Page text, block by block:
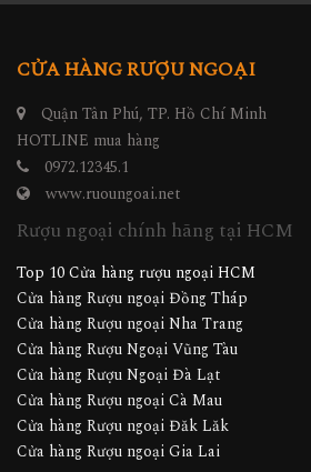
CỬA HÀNG RƯỢU NGOẠI
Quận Tân Phú, TP. Hồ Chí Minh
HOTLINE mua hàng
0972.12345.1
www.ruoungoai.net
Rượu ngoại chính hãng tại HCM
Top 10 Cửa hàng rượu ngoại HCM
Cửa hàng Rượu ngoại Đồng Tháp
Cửa hàng Rượu ngoại Nha Trang
Cửa hàng Rượu Ngoại Vũng Tàu
Cửa hàng Rượu Ngoại Đà Lạt
Cửa hàng Rượu ngoại Cà Mau
Cửa hàng Rượu ngoại Đăk Lăk
Cửa hàng Rượu ngoại Gia Lai